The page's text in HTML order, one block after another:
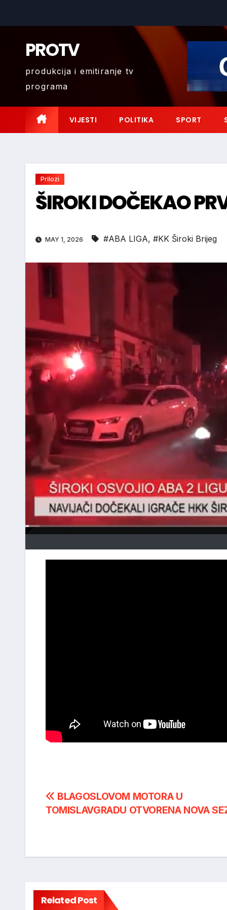
PROTV
produkcija i emitiranje tv
programa
VIJESTI POLITIKA SPORT
Prilozi
ŠIROKI DOČEKAO
MAY 1, 2026 #ABA LIGA, #KK Široki Brijeg
Post
navigation
BLAGOSLOVOM MOTORA U
TOMISLAVGRADU OTVORENA NOVA
Related Post